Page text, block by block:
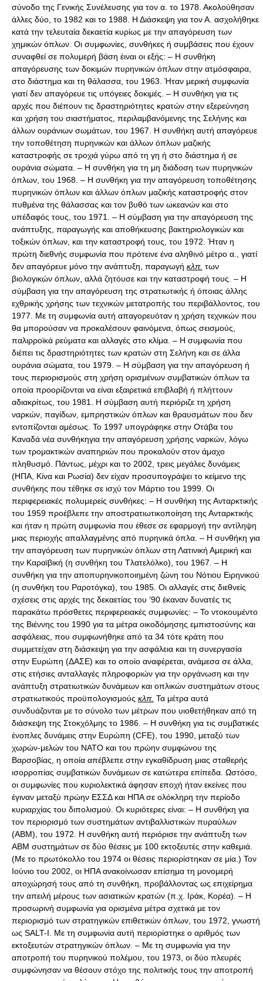
σύνοδο της Γενικής Συνέλευσης για τον α. το 1978. Ακολούθησαν
άλλες δύο, το 1982 και το 1988. Η Διάσκεψη για τον Α. ασχολήθηκε
κατά την τελευταία δεκαετία κυρίως με την απαγόρευση των
χημικών όπλων. Οι συμφωνίες, συνθήκες ή συμβάσεις που έχουν
συναφθεί σε πολυμερή βάση έιναι οι εξής: – Η συνθήκη
απαγόρευσης των δοκιμών πυρηνικών όπλων στην ατμόσφαιρα,
στο διάστημα και τη θάλασσα, του 1963. Ήταν μερική συμφωνία
γιατί δεν απαγόρευε τις υπόγειες δοκιμές. – Η συνθήκη για τις
αρχές που διέπουν τις δραστηριότητες κρατών στην εξερεύνηση
και χρήση του σιαστήματος, περιλαμβανόμενης της Σελήνης και
άλλων ουράνιων σωμάτων, του 1967. Η συνθήκη αυτή απαγόρευε
την τοποθέτηση πυρηνικών και άλλων όπλων μαζικής
καταστροφής σε τροχιά γύρω από τη γη ή στο διάστημα ή σε
ουράνια σώματα. – Η συνθήκη για τη μη διάδοση των πυρηνικών
όπλων, του 1968. – Η συνθήκη για την απαγόρευση τοποθέτησης
πυρηνικών όπλων και άλλων όπλων μαζικής καταστροφής στον
πυθμένα της θάλασσας και τον βυθό των ωκεανών και στο
υπέδαφός τους, του 1971. – Η σύμβαση για την απαγόρευση της
ανάπτυξης, παραγωγής και αποθήκευσης βακτηριολογικών και
τοξικών όπλων, και την καταστροφή τους, του 1972. Ήταν η
πρώτη διεθνής συμφωνία που πρότεινε ένα αληθινό μέτρο α., γιατί
δεν απαγόρευε μόνο την ανάπτυξη, παραγωγή κλπ. των
βιολογικών όπλων, αλλά ζητόυσε και την καταστροφή τους. – Η
σύμβαση για την απαγόρευση της στρατιωτικής ή όποιας άλλης
εχθρικής χρήσης των τεχνικών μετατροπής του περιβάλλοντος, του
1977. Με τη συμφωνία αυτή απαγορευόταν η χρήση τεχνικών που
θα μπορούσαν να προκαλέσουν φαινόμενα, όπως σεισμούς,
παλιρροϊκά ρεύματα και αλλαγές στο κλίμα. – Η συμφωνία που
διέπει τις δραστηριότητες των κρατών στη Σελήνη και σε άλλα
ουράνια σώματα, του 1979. – Η σύμβαση για την απαγόρευση ή
τους περιορισμούς στη χρήση ορισμένων συμβατικών όπλων τα
οποία προορίζονται να είναι εξαιρετικά επιβλαβή ή πλήττουν
αδιακρίτως, του 1981. Η σύμβαση αυτή περιόριζε τη χρήση
ναρκών, παγίδων, εμπρηστικών όπλων και θραυσμάτων που δεν
εντοπίζονται αμέσως. Το 1997 υπογράφηκε στην Οτάβα του
Καναδά νέα συνθήκηγια την απαγόρευση χρήσης ναρκών, λόγω
των τρομακτικών αναπηριών που προκαλούν στον άμαχο
πληθυσμό. Πάντως, μέχρι και το 2002, τρεις μεγάλες δυνάμεις
(ΗΠΑ, Κίνα και Ρωσία) δεν είχαν προσυπογράψει το κείμενο της
συνθήκης που τέθηκε σε ισχύ τον Μάρτιο του 1999. Οι
περιφερειακές πολυμερείς συνθήκες: – Η συνθήκη της Ανταρκτικής
του 1959 προέβλεπε την αποστρατιωτικοποίηση της Ανταρκτικής
και ήταν η πρώτη συμφωνία που έθεσε σε εφαρμογή την αντίληψη
μιας περιοχής απαλλαγμένης από πυρηνικά όπλα. – Η συνθήκη για
την απαγόρευση των πυρηνικών όπλων στη Λατινική Αμερική και
την Καραϊβική (η συνθήκη του Τλατελόλκο), του 1967. – Η
συνθήκη για την αποπυρηνικοποιημένη ζώνη του Νότιου Ειρηνικού
(η συνθήκη του Ραροτόγκα), του 1985. Οι αλλαγές στις διεθνείς
σχέσεις στις αρχές της δεκαετίας του ’90 έκαναν δυνατές τις
παρακάτω πρόσθετες περιφερειακές συμφωνίες: – Το ντοκουμέντο
της Βιέννης του 1990 για τα μέτρα οικοδόμησης εμπιστοσύνης και
ασφάλειας, που συμφωνήθηκε από τα 34 τότε κράτη που
συμμετείχαν στη διάσκεψη για την ασφάλεια και τη συνεργασία
στην Ευρώπη (ΔΑΣΕ) και το οποίο αναφέρεται, ανάμεσα σε άλλα,
στις ετήσιες ανταλλαγές πληροφοριών για την οργάνωση και την
ανάπτυξη στρατιωτικών δυνάμεων και οπλικών συστημάτων στους
στρατιωτικούς προϋπολογισμούς κλπ. Τα μέτρα αυτά
συνδυάζονται με το σύνολο των μέτρων που υιοθετήθηκαν από τη
διάσκεψη της Στοκχόλμης το 1986. – Η συνθήκη για τις συμβατικές
ένοπλες δυνάμεις στην Ευρώπη (CFE), του 1990, μεταξύ των
χωρών-μελών του ΝΑΤΟ και του πρώην συμφώνου της
Βαρσοβίας, η οποία απέβλεπε στην εγκαθίδρυση μιας σταθερής
ισορροπίας συμβατικών δυνάμεων σε κατώτερα επίπεδα. Ωστόσο,
οι συμφωνίες που κυριολεκτικά άφησαν εποχή ήταν εκείνες που
έγιναν μεταξύ πρώην ΕΣΣΔ και ΗΠΑ σε ολόκληρη την περίοδο
κυριαρχίας του διπολισμού. Οι κυριότερες είναι: – Η συνθήκη για
τον περιορισμό των συστημάτων αντιβαλλιστικών πυραύλων
(ΑΒΜ), του 1972. Η συνθήκη αυτή περιόρισε την ανάπτυξη των
ΑΒΜ συστημάτων σε δύο θέσεις με 100 εκτοξευτές στην καθεμιά.
(Με το πρωτόκολλο του 1974 οι θέσεις περιορίστηκαν σε μία.) Τον
Ιούνιο του 2002, οι ΗΠΑ ανακοίνωσαν επίσημα τη μονομερή
αποχώρησή τους από τη συνθήκη, προβάλλοντας ως επιχείρημα
την απειλή μέρους των ασιατικών κρατών (π.χ. Ιράκ, Κορέα). – Η
προσωρινή συμφωνία για ορισμένα μέτρα σχετικά με τον
περιορισμό των στρατηγικών επιθετικών όπλων, του 1972, γνωστή
ως SALT-I. Με τη συμφωνία αυτή περιορίστηκε ο αριθμός των
εκτοξευτών στρατηγικών όπλων. – Με τη συμφωνία για την
αποτροπή του πυρηνικού πολέμου, του 1973, οι δύο πλευρές
συμφώνησαν να θέσουν στόχο της πολιτικής τους την αποτροπή